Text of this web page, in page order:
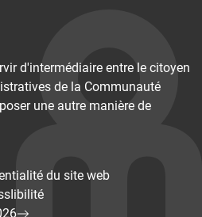
d'intermédiaire entre le citoyen
de la Communauté
une autre manière de
du site web